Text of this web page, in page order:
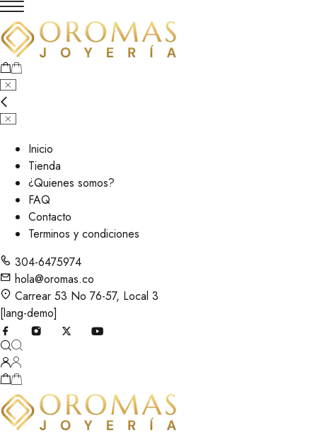
Inicio
Tienda
¿Quienes somos?
FAQ
Contacto
Terminos y condiciones
304-6475974
hola@oromas.co
Carrear 53 No 76-57, Local 3
[lang-demo]